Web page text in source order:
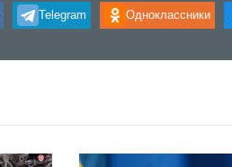
Telegram Одноклассники